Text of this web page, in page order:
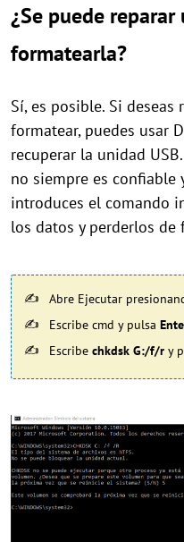
¿Se puede reparar
formatearla?
Sí, es posible. Si deseas
formatear, puedes usar
recuperar la unidad
no siempre es confiable
introduces el comando
los datos y perderlos de
Abre Ejecutar
Escribe cmd y pulsa
Escribe chkdsk G:/f/r y